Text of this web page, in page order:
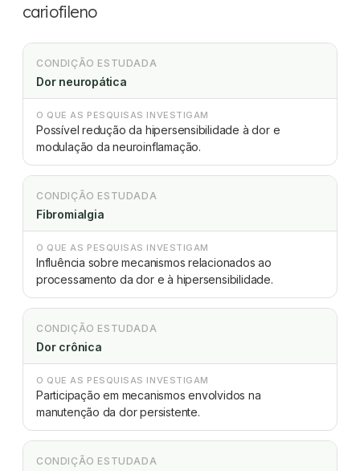
cariofileno
CONDIÇÃO ESTUDADA
Dor neuropática
O QUE AS PESQUISAS INVESTIGAM
Possível redução da hipersensibilidade à dor e
modulação da neuroinflamação.
CONDIÇÃO ESTUDADA
Fibromialgia
O QUE AS PESQUISAS INVESTIGAM
Influência sobre mecanismos relacionados ao
processamento da dor e à hipersensibilidade.
CONDIÇÃO ESTUDADA
Dor crônica
O QUE AS PESQUISAS INVESTIGAM
Participação em mecanismos envolvidos na
manutenção da dor persistente.
CONDIÇÃO ESTUDADA